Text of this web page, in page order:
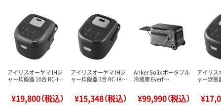
アイリスオーヤマ IHジ
ャー炊飯器 10合 RC-I…
¥19,800（税込）
アイリスオーヤマ IHジ
ャー炊飯器 3合 RC-IK…
¥15,348（税込）
Anker Solix ポータブル
冷蔵庫 Everf…
¥99,990（税込）
アイリス
ャー炊飯